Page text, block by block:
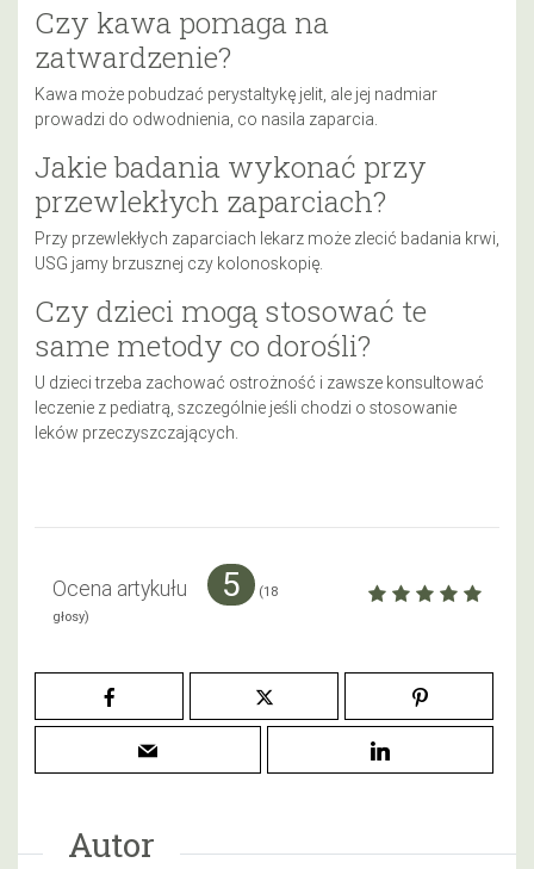
Czy kawa pomaga na
zatwardzenie?
Kawa może pobudzać perystaltykę jelit, ale jej nadmiar
prowadzi do odwodnienia, co nasila zaparcia.
Jakie badania wykonać przy
przewlekłych zaparciach?
Przy przewlekłych zaparciach lekarz może zlecić badania krwi,
USG jamy brzusznej czy kolonoskopię.
Czy dzieci mogą stosować te
same metody co dorośli?
U dzieci trzeba zachować ostrożność i zawsze konsultować
leczenie z pediatrą, szczególnie jeśli chodzi o stosowanie
leków przeczyszczających.
Ocena artykułu 5 (18
głosy)
Autor